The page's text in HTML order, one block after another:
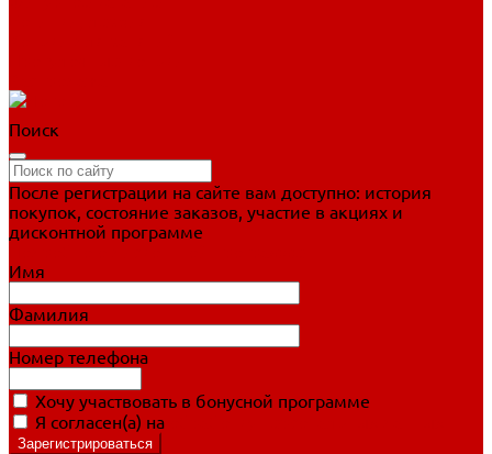
Поиск
После регистрации на сайте вам доступно: история
покупок, состояние заказов, участие в акциях и
дисконтной программе
Имя
Фамилия
Номер телефона
Хочу участвовать в бонусной программе
Я согласен(а) на